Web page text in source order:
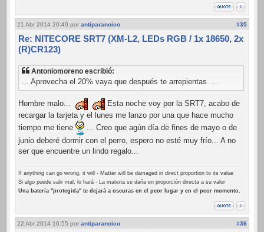
21 Abr 2014 20:40 por antiparanoico #35
Re: NITECORE SRT7 (XM-L2, LEDs RGB / 1x 18650, 2x
(R)CR123)
Antoniomoreno escribió:
... Aprovecha el 20% vaya que después te arrepientas. ...
Hombre malo...
Esta noche voy por la SRT7, acabo de
recargar la tarjeta y el lunes me lanzo por una que hace mucho
tiempo me tiene
... Creo que agún día de fines de mayo o de
junio deberé dormir con el perro, espero no esté muy frío... A no
ser que encuentre un lindo regalo...
If anything can go wrong, it will - Matter will be damaged in direct proportion to its value
Si algo puede salir mal, lo hará - La materia se daña en proporción directa a su valor
Una batería "protegida" te dejará a oscuras en el peor lugar y en el peor momento.
22 Abr 2014 16:55 por antiparanoico #36